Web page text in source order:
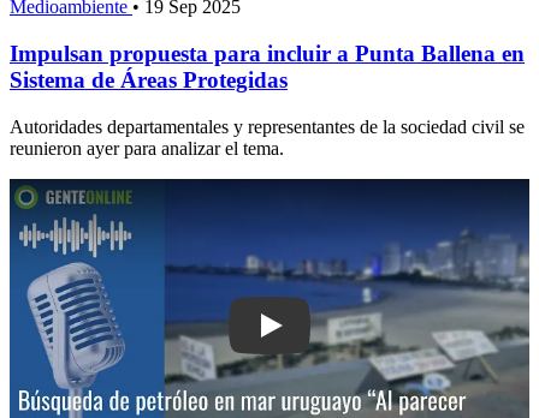
Medioambiente • 19 Sep 2025
Impulsan propuesta para incluir a Punta Ballena en
Sistema de Áreas Protegidas
Autoridades departamentales y representantes de la sociedad civil se
reunieron ayer para analizar el tema.
Play: Búsqueda de petróleo en mar